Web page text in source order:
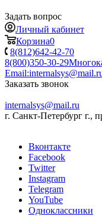
Задать вопрос
Личный кабинет
Корзина0
8(812)642-42-70
8(800)350-30-29
Email:
Заказать звонок
internalsys@mail.ru
г. Санкт-Петербург г.,
Вконтакте
Facebook
Twitter
Instagram
Telegram
YouTube
Одноклассники